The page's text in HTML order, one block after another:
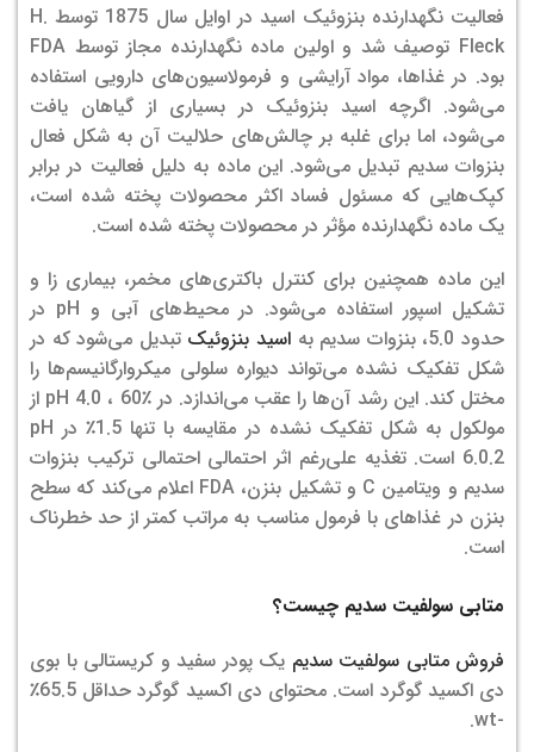
فعالیت نگهدارنده بنزوئیک اسید در اوایل سال 1875 توسط H.
Fleck توصیف شد و اولین ماده نگهدارنده مجاز توسط FDA
بود. در غذاها، مواد آرایشی و فرمولاسیون‌های دارویی استفاده
می‌شود. اگرچه اسید بنزوئیک در بسیاری از گیاهان یافت
می‌شود، اما برای غلبه بر چالش‌های حلالیت آن به شکل فعال
بنزوات سدیم تبدیل می‌شود. این ماده به دلیل فعالیت در برابر
کپک‌هایی که مسئول فساد اکثر محصولات پخته شده است،
یک ماده نگهدارنده مؤثر در محصولات پخته شده است.
این ماده همچنین برای کنترل باکتری‌های مخمر، بیماری زا و
تشکیل اسپور استفاده می‌شود. در محیط‌های آبی و pH در
حدود 5.0، بنزوات سدیم به
اسید بنزوئیک تبدیل می‌شود که در
شکل تفکیک نشده می‌تواند دیواره سلولی میکروارگانیسم‌ها را
مختل کند. این رشد آن‌ها را عقب می‌اندازد. در pH 4.0 ، 60٪ از
مولکول به شکل تفکیک نشده در مقایسه با تنها 1.5٪ در pH
6.0.2 است. تغذیه علی‌رغم اثر احتمالی احتمالی ترکیب بنزوات
سدیم و ویتامین C و تشکیل بنزن، FDA اعلام می‌کند که سطح
بنزن در غذاهای با فرمول مناسب به مراتب کمتر از حد خطرناک
است.
متابی سولفیت سدیم چیست؟
فروش متابی سولفیت سدیم یک پودر سفید و کریستالی با بوی
دی اکسید گوگرد است. محتوای دی اکسید گوگرد حداقل 65.5٪
-wt.